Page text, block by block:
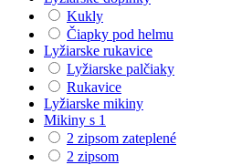
Kukly
Čiapky pod helmu
Lyžiarske rukavice
Lyžiarske palčiaky
Rukavice
Lyžiarske mikiny
Mikiny s 1
2 zipsom zateplené
2 zipsom